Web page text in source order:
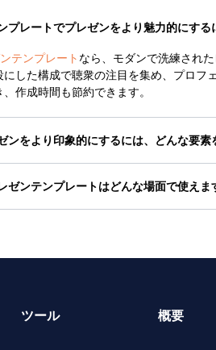
レートでプレゼンをより魅力的にする
テンプレート なら、モダンで洗練され
した構成で聴衆の注目を集め、プロフ
作成時間も節約できます。
をより印象的にするには、どんな要素
ンテンプレートはどんな場面で使えま
ツール 概要